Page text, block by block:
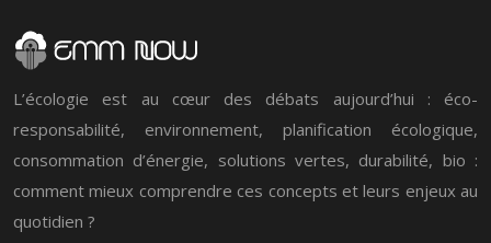
L’écologie est au cœur des débats aujourd’hui : éco-
responsabilité, environnement, planification écologique,
consommation d’énergie, solutions vertes, durabilité, bio :
comment mieux comprendre ces concepts et leurs enjeux au
quotidien ?